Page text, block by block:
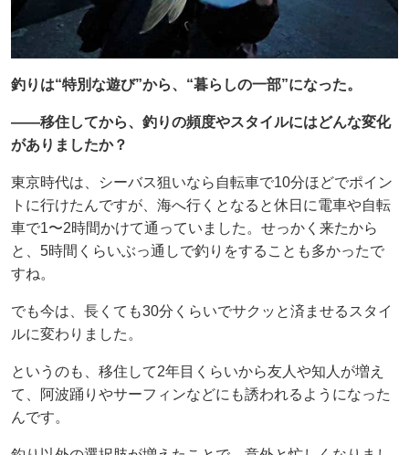
釣りは“特別な遊び”から、“暮らしの一部”になった。
——移住してから、釣りの頻度やスタイルにはどんな変化
がありましたか？
東京時代は、シーバス狙いなら自転車で10分ほどでポイン
トに行けたんですが、海へ行くとなると休日に電車や自転
車で1〜2時間かけて通っていました。せっかく来たから
と、5時間くらいぶっ通しで釣りをすることも多かったで
すね。
でも今は、長くても30分くらいでサクッと済ませるスタイ
ルに変わりました。
というのも、移住して2年目くらいから友人や知人が増え
て、阿波踊りやサーフィンなどにも誘われるようになった
んです。